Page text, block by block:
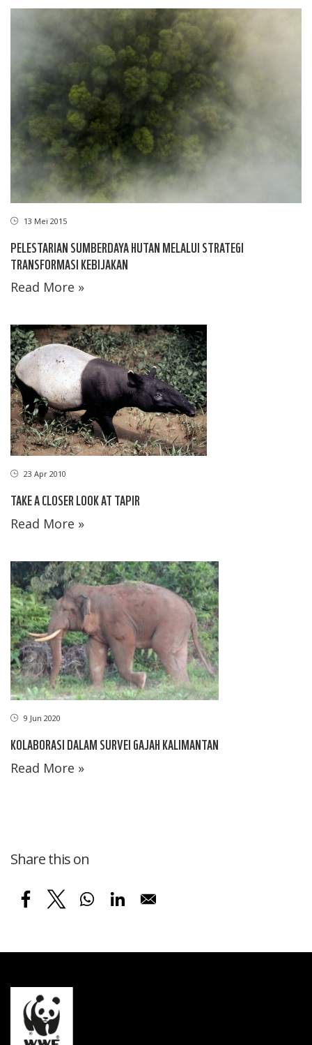
13 Mei 2015
PELESTARIAN SUMBERDAYA HUTAN MELALUI STRATEGI
TRANSFORMASI KEBIJAKAN
Read More »
23 Apr 2010
TAKE A CLOSER LOOK AT TAPIR
Read More »
9 Jun 2020
KOLABORASI DALAM SURVEI GAJAH KALIMANTAN
Read More »
Share this on